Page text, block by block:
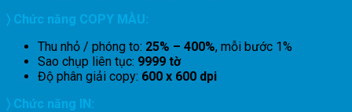
〉 Chức năng COPY MÀU:
Thu nhỏ / phóng to: 25% – 400%, mỗi bước 1%
Sao chụp liên tục: 9999 tờ
Độ phân giải copy: 600 x 600 dpi
〉 Chức năng IN: